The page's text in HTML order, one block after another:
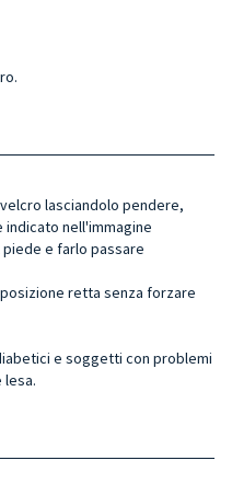
lasciandolo pendere,
nell'immagine
e farlo passare
retta senza forzare
e soggetti con problemi
lesa.